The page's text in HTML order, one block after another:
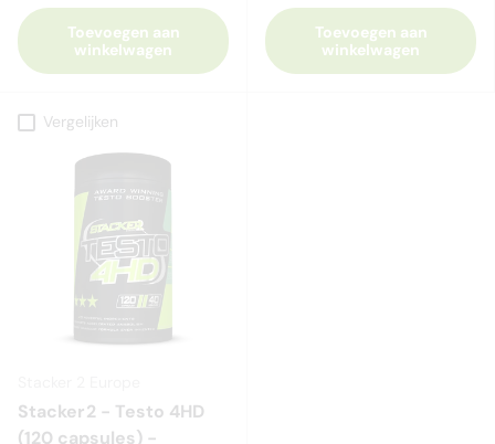
Toevoegen aan
winkelwagen
Toevoegen aan
winkelwagen
Vergelijken
Stacker2 - Testo 4HD
(120 capsules) -